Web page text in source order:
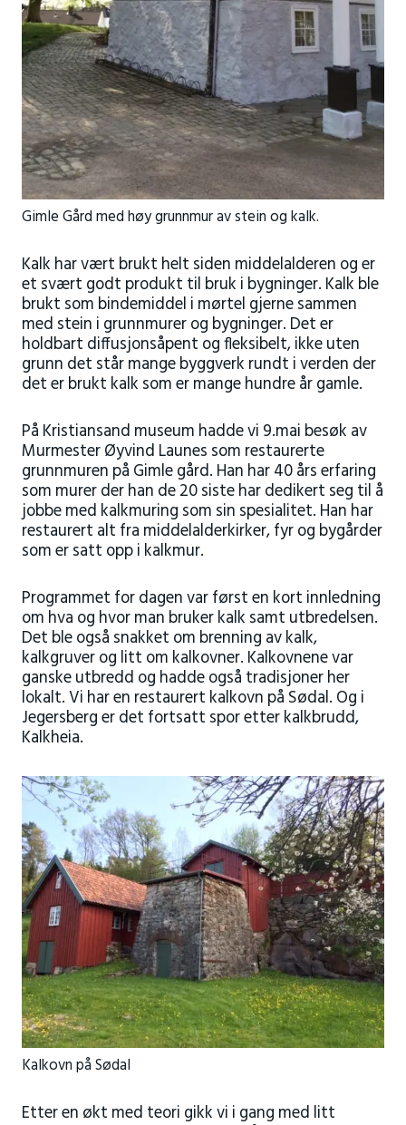
Gimle Gård med høy grunnmur av stein og kalk.
Kalk har vært brukt helt siden middelalderen og er
et svært godt produkt til bruk i bygninger. Kalk ble
brukt som bindemiddel i mørtel gjerne sammen
med stein i grunnmurer og bygninger. Det er
holdbart diffusjonsåpent og fleksibelt, ikke uten
grunn det står mange byggverk rundt i verden der
det er brukt kalk som er mange hundre år gamle.
På Kristiansand museum hadde vi 9.mai besøk av
Murmester Øyvind Launes som restaurerte
grunnmuren på Gimle gård. Han har 40 års erfaring
som murer der han de 20 siste har dedikert seg til å
jobbe med kalkmuring som sin spesialitet. Han har
restaurert alt fra middelalderkirker, fyr og bygårder
som er satt opp i kalkmur.
Programmet for dagen var først en kort innledning
om hva og hvor man bruker kalk samt utbredelsen.
Det ble også snakket om brenning av kalk,
kalkgruver og litt om kalkovner. Kalkovnene var
ganske utbredd og hadde også tradisjoner her
lokalt. Vi har en restaurert kalkovn på Sødal. Og i
Jegersberg er det fortsatt spor etter kalkbrudd,
Kalkheia.
Kalkovn på Sødal
Etter en økt med teori gikk vi i gang med litt